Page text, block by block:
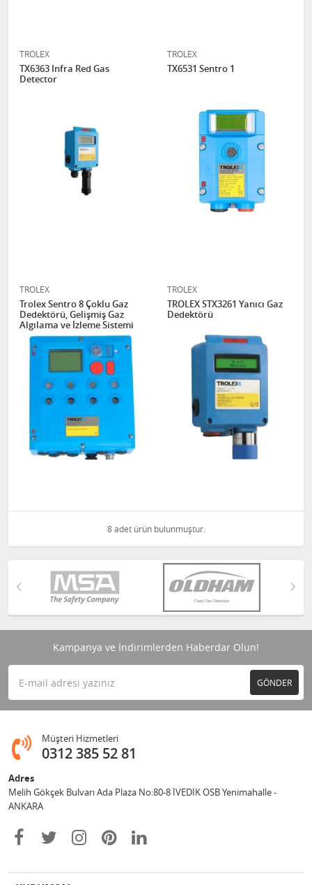
TROLEX
TX6363 Infra Red Gas
Detector
TROLEX
TX6531 Sentro 1
TROLEX
Trolex Sentro 8 Çoklu Gaz
Dedektörü, Gelişmiş Gaz
Algılama ve İzleme Sistemi
TROLEX
TROLEX STX3261 Yanıcı Gaz
Dedektörü
8 adet ürün bulunmuştur.
Kampanya ve İndirimlerden Haberdar Olun!
GÖNDER
Müşteri Hizmetleri
0312 385 52 81
Adres
Melih Gökçek Bulvarı Ada Plaza No:80-8 İVEDİK OSB Yenimahalle -
ANKARA